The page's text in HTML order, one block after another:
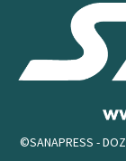
©SANAPRESS -